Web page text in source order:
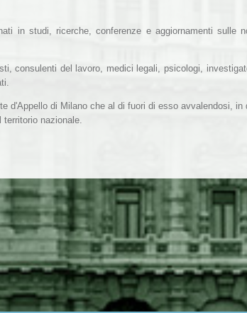
in studi, ricerche, conferenze e aggiornamenti sulle
consulenti del lavoro, medici legali, psicologi,
d'Appello di Milano che al di fuori di esso avvalendosi,
nazionale.